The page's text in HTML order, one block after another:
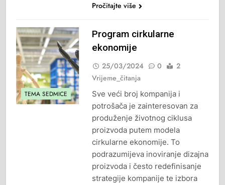
Pročitajte više
TEMA SEDMICE
Program cirkularne
ekonomije
25/03/2024 0
2
Vrijeme_čitanja
Sve veći broj kompanija i
potrošača je zainteresovan za
produženje životnog ciklusa
proizvoda putem modela
cirkularne ekonomije. To
podrazumijeva inoviranje dizajna
proizvoda i često redefinisanje
strategije kompanije te izbora